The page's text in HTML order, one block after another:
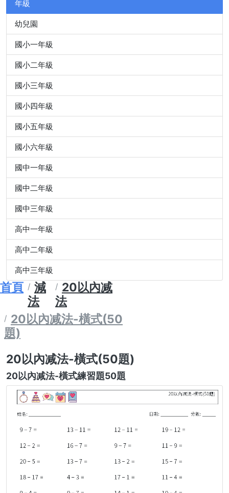
年級
幼兒園
國小一年級
國小二年級
國小三年級
國小四年級
國小五年級
國小六年級
國中一年級
國中二年級
國中三年級
高中一年級
高中二年級
高中三年級
首頁
減
法
20以內减
法
20以內减法-橫式(50
題)
20以內减法-橫式(50題)
20以內减法-橫式練習題50題